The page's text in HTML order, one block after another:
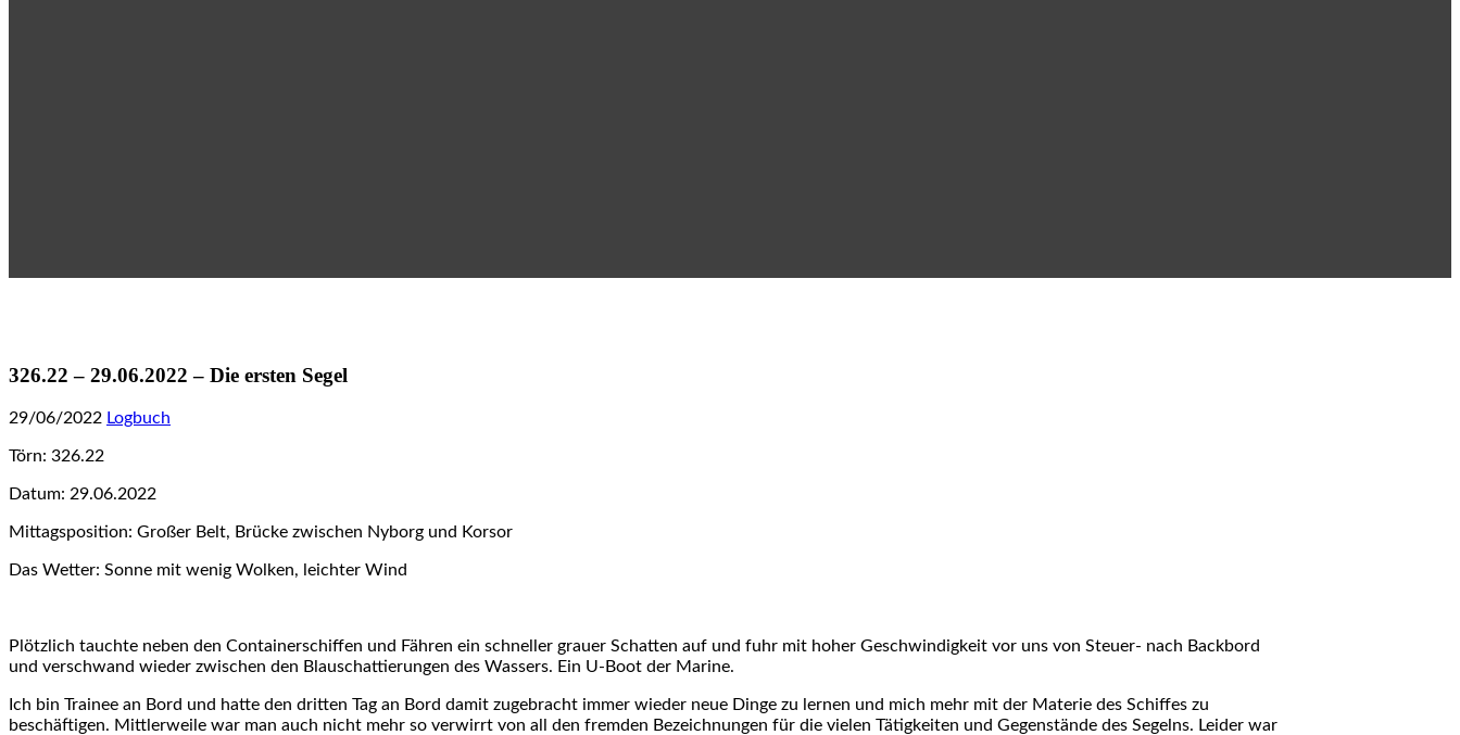
326.22 – 29.06.2022 – Die ersten Segel
29/06/2022 Logbuch
Törn: 326.22
Datum: 29.06.2022
Mittagsposition: Großer Belt, Brücke zwischen Nyborg und Korsor
Das Wetter: Sonne mit wenig Wolken, leichter Wind
Plötzlich tauchte neben den Containerschiffen und Fähren ein schneller grauer Schatten auf und fuhr mit hoher Geschwindigkeit vor uns von Steuer- nach Backbord
und verschwand wieder zwischen den Blauschattierungen des Wassers. Ein U-Boot der Marine.
Ich bin Trainee an Bord und hatte den dritten Tag an Bord damit zugebracht immer wieder neue Dinge zu lernen und mich mehr mit der Materie des Schiffes zu
beschäftigen. Mittlerweile war man auch nicht mehr so verwirrt von all den fremden Bezeichnungen für die vielen Tätigkeiten und Gegenstände des Segelns. Leider war